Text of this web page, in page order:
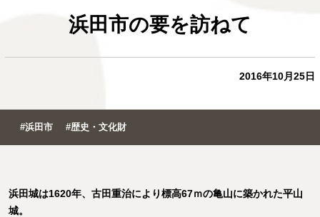
浜田市の要を訪ねて
2016年10月25日
#浜田市 #歴史・文化財
浜田城は1620年、古田重治により標高67ｍの亀山に築かれた平山
城。